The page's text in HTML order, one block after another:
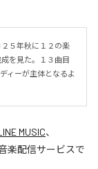
５年秋に１２の楽
を見た。１３曲目
ィーが主体となるよ
MUSIC、
楽配信サービスで